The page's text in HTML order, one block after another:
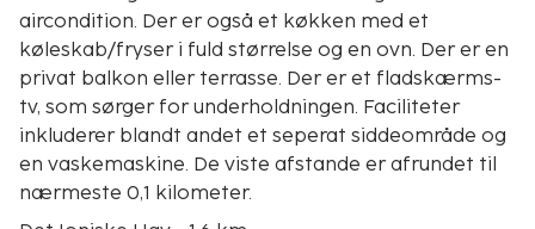
aircondition. Der er også et køkken med et
køleskab/fryser i fuld størrelse og en ovn. Der er en
privat balkon eller terrasse. Der er et fladskærms-
tv, som sørger for underholdningen. Faciliteter
inkluderer blandt andet et seperat siddeområde og
en vaskemaskine. De viste afstande er afrundet til
nærmeste 0,1 kilometer.